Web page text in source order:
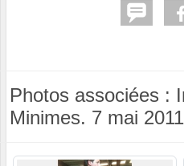
Photos associées :
Minimes. 7 mai 2011